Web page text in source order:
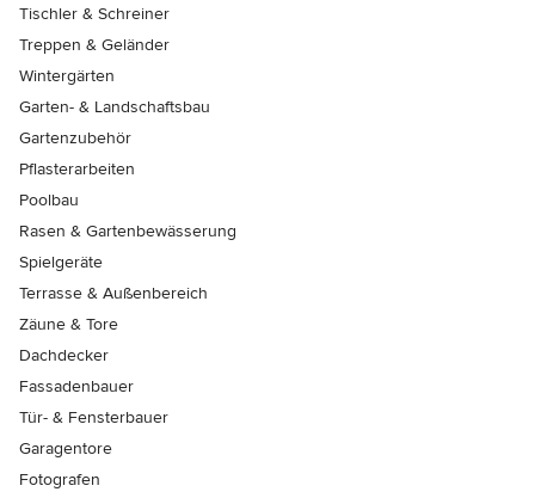
Tischler & Schreiner
Treppen & Geländer
Wintergärten
Garten- & Landschaftsbau
Gartenzubehör
Pflasterarbeiten
Poolbau
Rasen & Gartenbewässerung
Spielgeräte
Terrasse & Außenbereich
Zäune & Tore
Dachdecker
Fassadenbauer
Tür- & Fensterbauer
Garagentore
Fotografen